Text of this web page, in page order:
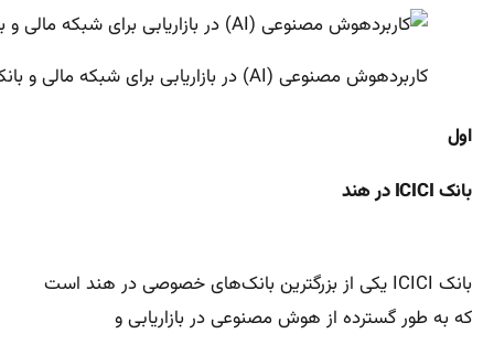
کاربردهوش مصنوعی (AI) در بازاریابی برای شبکه مالی و بانکی
اول
بانک ICICI در هند
بانک ICICI یکی از بزرگترین بانک‌های خصوصی در هند است
که به طور گسترده از هوش مصنوعی در بازاریابی و